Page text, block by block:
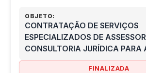
OBJETO:
CONTRATAÇÃO DE SERVIÇOS
ESPECIALIZADOS DE
CONSULTORIA JURÍDICA PARA
FINALIZADA